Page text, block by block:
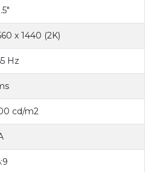
x 1440 (2K)
Hz
cd/m2